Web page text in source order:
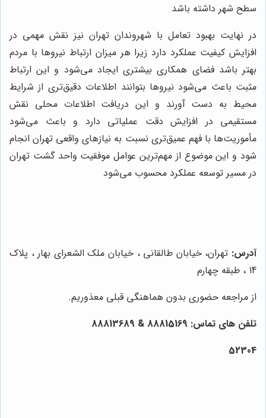
سطح شهر داشته باشد
در نهایت بهبود تعامل با شهروندان تهران نیز نقش مهمی در
افزایش کیفیت عملکرد دارد زیرا هر میزان ارتباط نیروها با مردم
بهتر باشد فضای همکاری بیشتری ایجاد می‌شود و این ارتباط
مثبت باعث می‌شود نیروها بتوانند اطلاعات دقیق‌تری از شرایط
محیط به دست آورند و این دریافت اطلاعات محلی نقش
مستقیمی در افزایش دقت عملیاتی دارد و باعث می‌شود
مأموریت‌ها با فهم عمیق‌تری نسبت به نیازهای واقعی تهران انجام
شود و این موضوع از مهم‌ترین عوامل موفقیت واحد گشت تهران
در مسیر توسعه عملکرد محسوب می‌شود
آدرس: تهران، خیابان طالقانی ، خیابان ملک الشعرای بهار ، پلاک
14 ، طبقه چهارم
از مراجعه حضوری بدون هماهنگی قبلی معذوریم.
تلفن های تماس: 88815169 & 88813689
52304